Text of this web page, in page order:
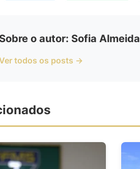
Sobre o autor: Sofia Almeida
todos os posts →